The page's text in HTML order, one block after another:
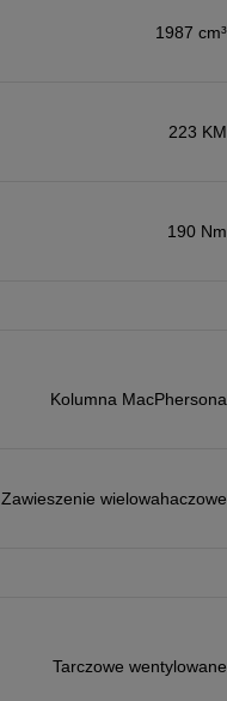
1987 cm³
223 KM
190 Nm
Kolumna MacPhersona
Zawieszenie wielowahaczowe
Tarczowe wentylowane